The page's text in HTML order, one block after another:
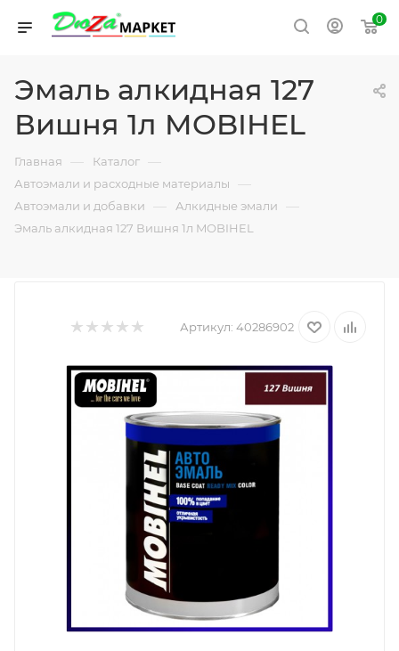
0
Эмаль алкидная 127
Вишня 1л MOBIHEL
Главная — Каталог —
Автоэмали и расходные материалы —
Автоэмали и добавки — Алкидные эмали —
Эмаль алкидная 127 Вишня 1л MOBIHEL
Артикул: 40286902